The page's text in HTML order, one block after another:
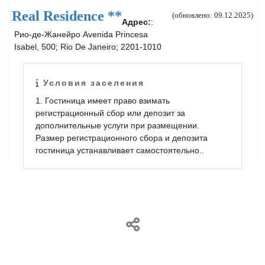
Real Residence ** (обновлено: 09.12.2025)
Адрес::
Рио-де-Жанейро Avenida Princesa
Isabel, 500; Rio De Janeiro; 2201-1010
Условия заселения
1. Гостиница имеет право взимать
регистрационный сбор или депозит за
дополнительные услуги при размещении.
Размер регистрационного сбора и депозита
гостиница устанавливает самостоятельно..